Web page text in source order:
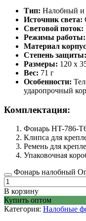
Тип: Налобный и
Источник света:
Световой поток:
Режимы работы:
Материал
Степень защиты:
Размеры: 120 x
Вес: 71 г
Особенности:
ударопрочный
Комплектация:
Фонарь HT-786-
Клипса для
Ремень для
Упаковочная
Фонарь налобный
В корзину
Купить оптом
Категория: Налобные